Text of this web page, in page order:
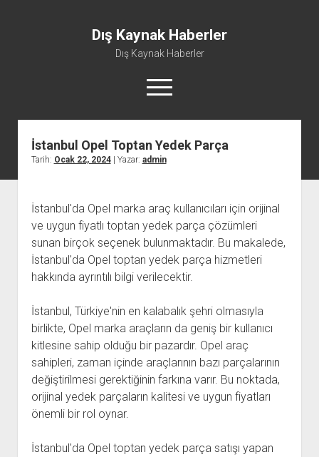
Dış Kaynak Haberler
Dış Kaynak Haberler
menüyü
aç
Facebook Beğeni Arttırma Hilesi
Liste
Sayfa Listesi
İstanbul Opel Toptan Yedek Parça
Tarih: Ocak 22, 2024| Yazar: admin
İstanbul'da Opel marka araç kullanıcıları için orijinal
ve uygun fiyatlı toptan yedek parça çözümleri
sunan birçok seçenek bulunmaktadır. Bu makalede,
İstanbul'da Opel toptan yedek parça hizmetleri
hakkında ayrıntılı bilgi verilecektir.
İstanbul, Türkiye'nin en kalabalık şehri olmasıyla
birlikte, Opel marka araçların da geniş bir kullanıcı
kitlesine sahip olduğu bir pazardır. Opel araç
sahipleri, zaman içinde araçlarının bazı parçalarının
değiştirilmesi gerektiğinin farkına varır. Bu noktada,
orijinal yedek parçaların kalitesi ve uygun fiyatları
önemli bir rol oynar.
İstanbul'da Opel toptan yedek parça satışı yapan